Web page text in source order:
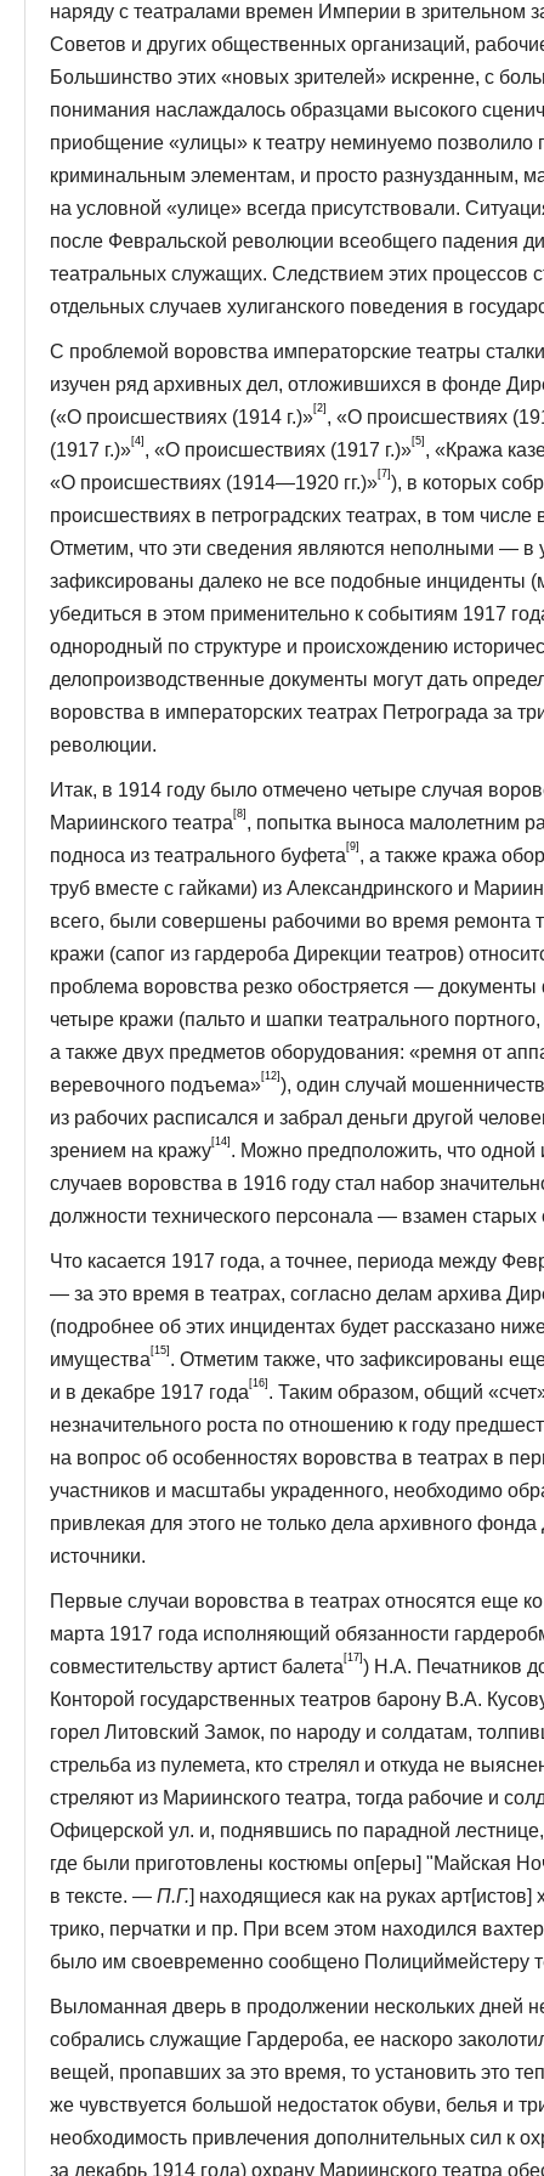
наряду с театралами времен Империи в зри­тельном
Советов и других общественных организаций,
Большинство этих «новых зрителей» искренне, с
понимания наслаждалось образцами высокого
приобщение «улицы» к театру неминуемо позволило
криминальным элементам, и просто разнуз­данным,
на условной «улице» всегда присутствовали.
после Фев­ральской революции всеобщего падения
театральных служащих. Следствием этих процессов
отдельных случаев хулиганского поведения в
С проблемой воровства императорские театры
изучен ряд архивных дел, отложившихся в фонде
(«О происшествиях (1914 г.)»[2] , «О происшествиях
(1917 г.)»[4] , «О про­исшествиях (1917 г.)»[5] , «Кража
«О происшествиях (1914—1920 гг.)»[7] ), в которых
происшествиях в петроградских театрах, в том
Отметим, что эти сведения являются неполными — в
зафиксированы далеко не все подобные инциденты
убедиться в этом применительно к собы­тиям 1917
однородный по структуре и происхождению
делопроизводственные документы могут дать
воровства в императорских театрах Петрограда за
революции.
Итак, в 1914 году было отмечено четыре случая
Мариинского театра [8] , попытка выноса малолетним
подноса из театрального буфета [9] , а также кража
труб вместе с гайками) из Александринского и
всего, были со­вершены рабочими во время ремонта
кражи (сапог из гардероба Дирекции театров)
проблема воровства резко обостряется —
четыре кражи (пальто и шапки театрального
а также двух предметов оборудо­вания: «ремня от
веревочного подъема»[12] ), один случай
из рабочих расписался и забрал деньги другой
зрением на кражу[14] . Можно предположить, что одной
случаев воровства в 1916 году стал набор
должности технического персонала — взамен
Что касается 1917 года, а точнее, периода между
— за это время в театрах, согласно делам архива
(подробнее об этих инцидентах будет рассказано
имущества [15] . Отметим также, что зафиксиро­ваны
и в декабре 1917 года [16] . Таким образом, общий
незначительного роста по отношению к году
на вопрос об особенностях воровства в театрах в
участников и масштабы украденного, необходимо
привлекая для этого не только дела архивного
источники.
Первые случаи воровства в театрах относятся еще
марта 1917 года исполняющий обязанности
совместительству артист балета [17] ) Н.А. Печатников
Конторой государственных театров барону В.А.
горел Литовский Замок, по народу и солдатам,
стрельба из пулемета, кто стрелял и откуда не
стреляют из Мариинского театра, тогда рабочие и
Офицерской ул. и, поднявшись по парад­ной
где были приготовле­ны костюмы оп[еры] "Майская
в тексте. — П.Г.] находящиеся как на руках
трико, перчатки и пр. При всем этом находился
было им своевременно сообщено Полициймейстеру
Выломанная дверь в продолжении нескольких дней
собрались служащие Гардероба, ее наскоро
вещей, пропавших за это время, то установить это
же чувствуется большой недо­статок обуви, белья и
необходимость привлечения дополнительных сил к
за декабрь 1914 года) охрану Мариинского театра